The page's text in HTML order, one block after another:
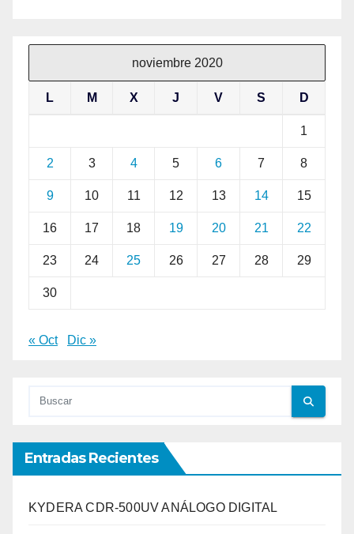
noviembre 2020
L M X J V S D
1
2 3 4 5 6 7 8
9 10 11 12 13 14 15
16 17 18 19 20 21 22
23 24 25 26 27 28 29
30
« Oct Dic »
Entradas Recientes
KYDERA CDR-500UV ANÁLOGO DIGITAL